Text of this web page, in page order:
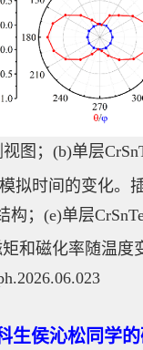
图；(b)单层
拟时间的变化。
构；(e)单层
和磁化率随温度
生侯沁松同学